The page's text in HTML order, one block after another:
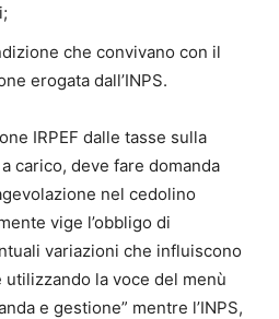
che convivano con il
erogata dall’INPS.
IRPEF dalle tasse sulla
carico, deve fare domanda
nel cedolino
vige l’obbligo di
variazioni che influiscono
la voce del menù
e gestione” mentre l’INPS,